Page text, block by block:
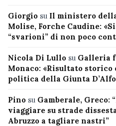
Giorgio su Il ministero
Molise, Forche Caudine:
“svarioni” di non poco
Nicola Di Lullo su Galleria
Monaco: «Risultato
politica della Giunta
Pino su Gamberale, Greco:
viaggiare su strade
Abruzzo a tagliare nastri”